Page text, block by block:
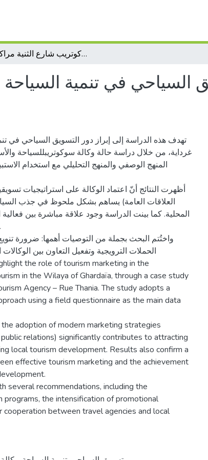
دور التسويق السياحي في تنمية السياحة المحلية بولاية غرداية دراسة حالة - وكالة سياحية سوكوتريب شارع الثنية مراكشي
السياحي في تنمية السياحة
تهدف هذه الدراسة إلى إبراز دور التسويق السياحي في
غرداية، من خلال دراسة حالة وكالة سوكوتريبللسياحة
المنهج الوصفي والمنهج التحليلي مع استخدام
أظهرت النتائج أنّ اعتماد الوكالة على استراتيجيات
العلاقات العامة) يساهم بشكل ملحوظ في جذب السياح
المحلية. كما بينت الدراسة وجود علاقة مباشرة بين
واختُتم البحث بجملة من التوصيات أهمها: ضرورة
الحملات الترويجية وتفعيل التعاون بين الوكالات
the role of tourism marketing in the
in the Wilaya of Ghardaïa, through a case study
Agency – Rue Thania. The study adopts a
using a field questionnaire as the main data
adoption of modern marketing strategies
relations) significantly contributes to attracting
local tourism development. Results also confirm a
effective tourism marketing and the achievement
several recommendations, including the
programs, the intensification of promotional
cooperation between travel agencies and local